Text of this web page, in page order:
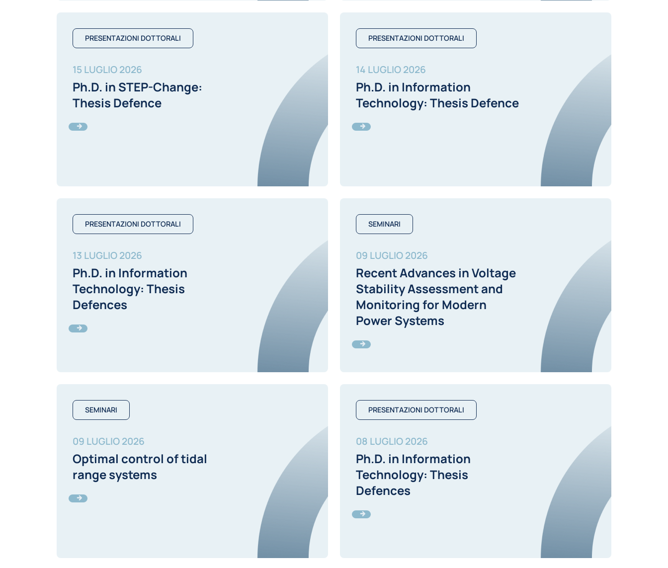
PRESENTAZIONI DOTTORALI
15 LUGLIO 2026
Ph.D. in STEP-Change:
Thesis Defence
PRESENTAZIONI DOTTORALI
14 LUGLIO 2026
Ph.D. in Information
Technology: Thesis Defence
PRESENTAZIONI DOTTORALI
13 LUGLIO 2026
Ph.D. in Information
Technology: Thesis
Defences
SEMINARI
09 LUGLIO 2026
Recent Advances in Voltage
Stability Assessment and
Monitoring for Modern
Power Systems
SEMINARI
09 LUGLIO 2026
Optimal control of tidal
range systems
PRESENTAZIONI DOTTORALI
08 LUGLIO 2026
Ph.D. in Information
Technology: Thesis
Defences